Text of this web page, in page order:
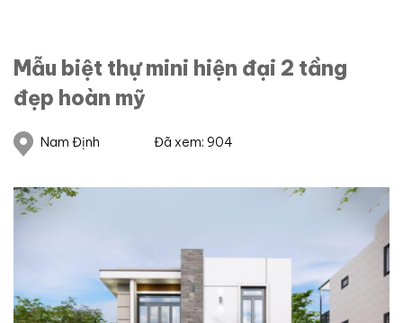
Mẫu biệt thự mini hiện đại 2 tầng
đẹp hoàn mỹ
Nam Định Đã xem: 904